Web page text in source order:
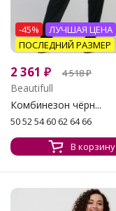
-45%
ЛУЧШАЯ ЦЕНА
ПОСЛЕДНИЙ РАЗМЕР
2 361 ₽ 4 518₽
Beautifull
Комбинезон чёрн...
50 52 54 60 62 64 66
В корзину